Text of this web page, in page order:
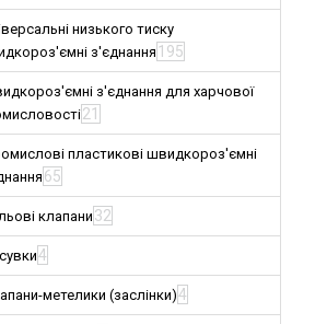
низького тиску
з'єднання 195
з'єднання для харчової
21
пластикові швидкороз'ємні
65
клапани 32
4
метелики (заслінки)4